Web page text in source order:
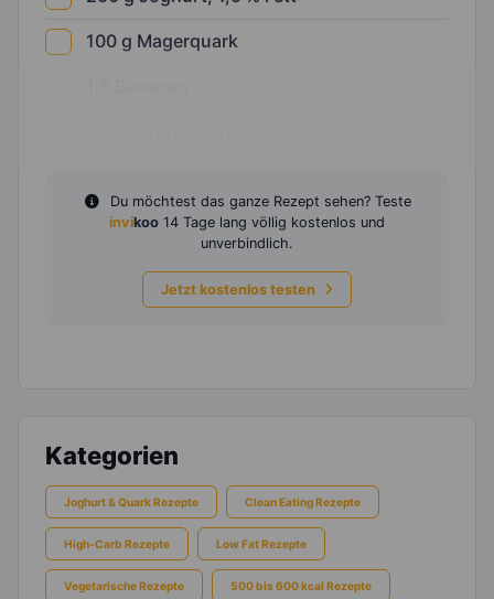
100 g Magerquark
Du möchtest das ganze Rezept sehen? Teste
invikoo 14 Tage lang völlig kostenlos und
unverbindlich.
Jetzt kostenlos testen
Kategorien
Joghurt & Quark Rezepte Clean Eating Rezepte
High-Carb Rezepte Low Fat Rezepte
Vegetarische Rezepte 500 bis 600 kcal Rezepte